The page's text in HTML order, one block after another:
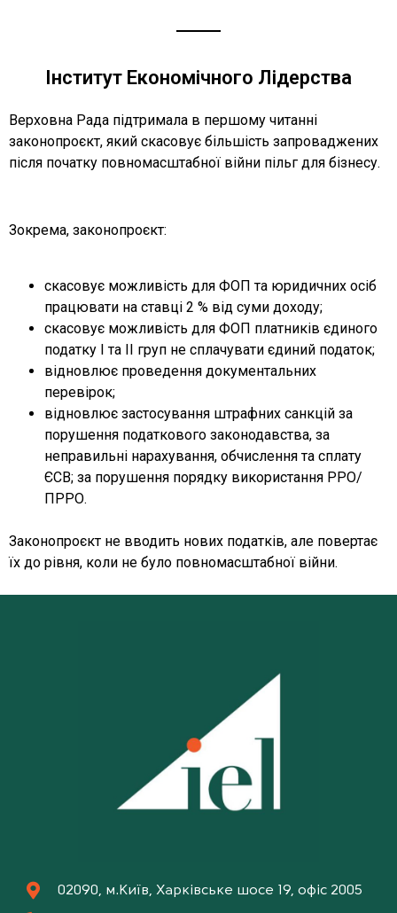
Інститут Економічного Лідерства
Верховна Рада підтримала в першому читанні
законопроєкт, який скасовує більшість запроваджених
після початку повномасштабної війни пільг для бізнесу.
Зокрема, законопроєкт:
скасовує можливість для ФОП та юридичних осіб
працювати на ставці 2 % від суми доходу;
скасовує можливість для ФОП платників єдиного
податку І та ІІ груп не сплачувати єдиний податок;
відновлює проведення документальних
перевірок;
відновлює застосування штрафних санкцій за
порушення податкового законодавства, за
неправильні нарахування, обчислення та сплату
ЄСВ; за порушення порядку використання РРО/
ПРРО.
Законопроєкт не вводить нових податків, але повертає
їх до рівня, коли не було повномасштабної війни.
02090, м.Київ, Харківське шосе 19, офіс 2005